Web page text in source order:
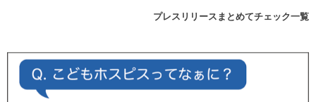
プレスリリースまとめてチェック一覧